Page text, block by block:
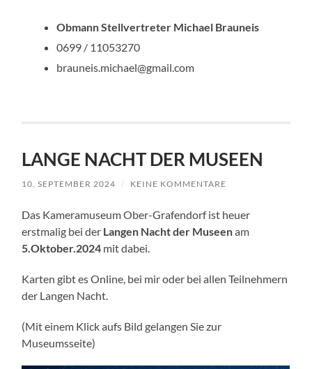
Obmann Stellvertreter Michael Brauneis
0699 / 11053270
brauneis.michael@gmail.com
LANGE NACHT DER MUSEEN
10. SEPTEMBER 2024 / KEINE KOMMENTARE
Das Kameramuseum Ober-Grafendorf ist heuer
erstmalig bei der Langen Nacht der Museenam
5.Oktober.2024 mit dabei.
Karten gibt es Online, bei mir oder bei allen Teilnehmern
der Langen Nacht.
(Mit einem Klick aufs Bild gelangen Sie zur
Museumsseite)